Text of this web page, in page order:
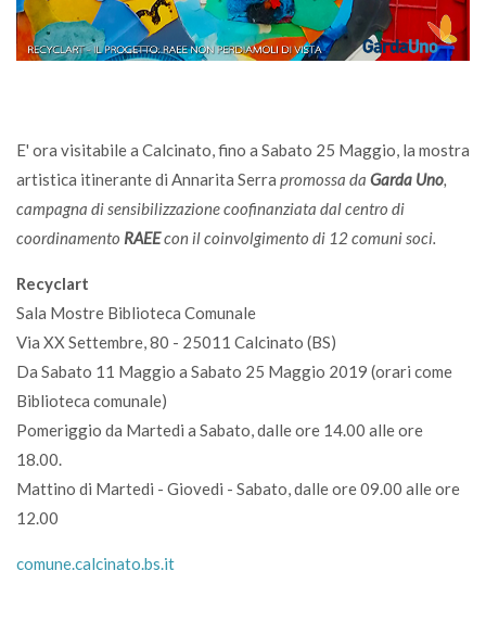
E' ora visitabile a Calcinato, fino a Sabato 25 Maggio, la mostra
artistica itinerante di Annarita Serra promossa da Garda Uno,
campagna di sensibilizzazione coofinanziata dal centro di
coordinamento RAEEcon il coinvolgimento di 12 comuni soci.
Recyclart
Sala Mostre Biblioteca Comunale
Via XX Settembre, 80 - 25011 Calcinato (BS)
Da Sabato 11 Maggio a Sabato 25 Maggio 2019 (orari come
Biblioteca comunale)
Pomeriggio da Martedi a Sabato, dalle ore 14.00 alle ore
18.00.
Mattino di Martedi - Giovedi - Sabato, dalle ore 09.00 alle ore
12.00
comune.calcinato.bs.it